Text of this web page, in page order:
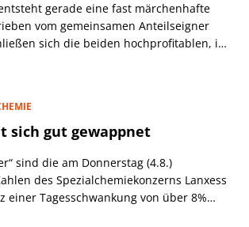
gerade eine fast märchenhafte
vom gemeinsamen Anteilseigner
sich die beiden hochprofitablen, in
Kerry) in einem margenstarken Markt, der
a. auf geschätzt knapp 17 Mrd. US-Dollar
für Duft- und Aromastoffe in
und der Kosmetik verwendet,
der Landwirtschaft, bei der
sich gut gewappnet
sind die am Donnerstag (4.8.)
des Spezialchemiekonzerns Lanxess
einer Tagesschwankung von über 8%